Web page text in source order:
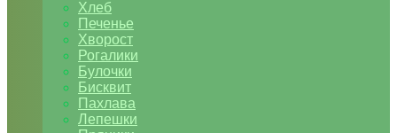
Хлеб
Печенье
Хворост
Рогалики
Булочки
Бисквит
Пахлава
Лепешки